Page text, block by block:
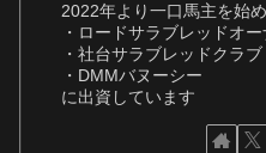
2022年より一口馬主を始
・ロードサラブレッドオ
・社台サラブレッドクラブ
・DMMバヌーシー
に出資しています